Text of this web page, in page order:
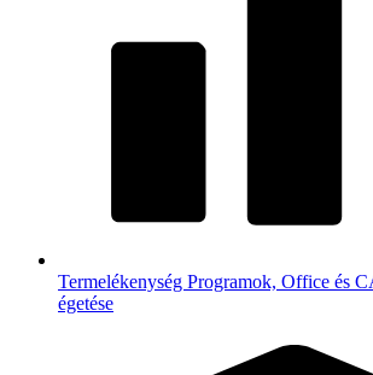
Termelékenység Programok, Office és
égetése